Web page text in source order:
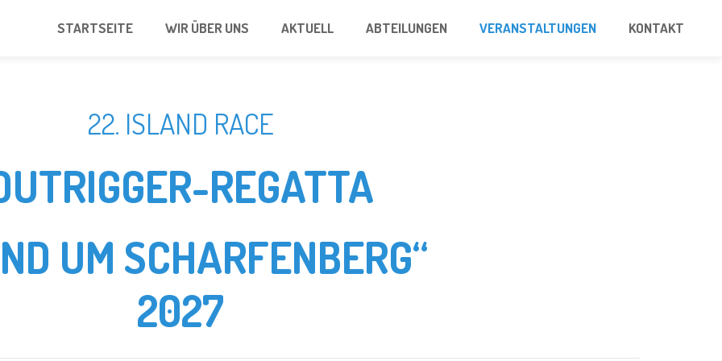
STARTSEITE WIR ÜBER UNS AKTUELL ABTEILUNGEN VERANSTALTUNGEN KONTAKT
22. ISLAND RACE
REGATTA
UM SCHARFENBERG“
2027